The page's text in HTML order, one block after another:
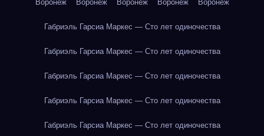
Воронеж Воронеж Воронеж Воронеж Воронеж
Габриэль Гарсиа Маркес — Сто лет одиночества
Габриэль Гарсиа Маркес — Сто лет одиночества
Габриэль Гарсиа Маркес — Сто лет одиночества
Габриэль Гарсиа Маркес — Сто лет одиночества
Габриэль Гарсиа Маркес — Сто лет одиночества